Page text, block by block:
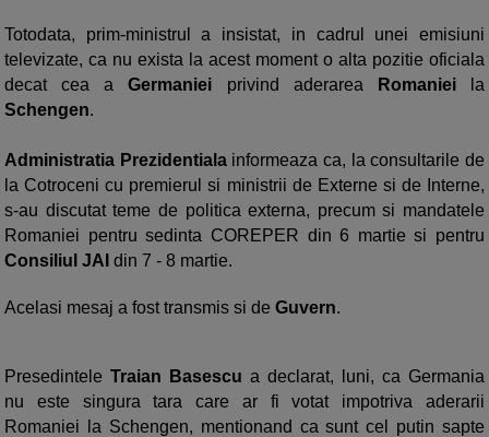
Totodata, prim-ministrul a insistat, in cadrul unei emisiuni
televizate, ca nu exista la acest moment o alta pozitie oficiala
decat cea aGermaniei privind aderarea Romaniei
la
Schengen.
Administratia Prezidentiala informeaza ca, la consultarile de
la Cotroceni cu premierul si ministrii de Externe si de Interne,
s-au discutat teme de politica externa, precum si mandatele
Romaniei pentru sedinta COREPER din 6 martie si pentru
Consiliul JAI din 7 - 8 martie.
Acelasi mesaj a fost transmis si de Guvern.
Presedintele Traian Basescu a declarat, luni, ca Germania
nu este singura tara care ar fi votat impotriva aderarii
Romaniei la Schengen, mentionand ca sunt cel putin sapte